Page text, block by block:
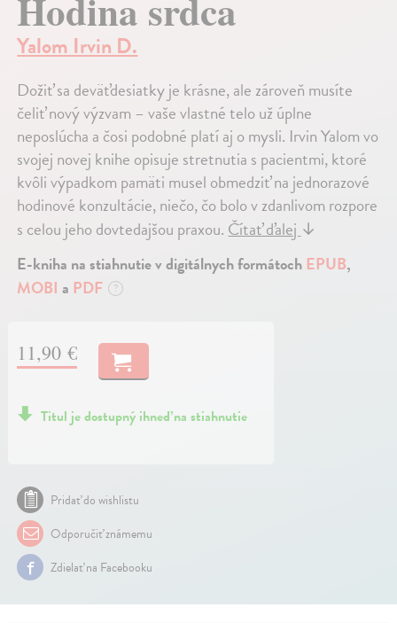
Yalom Irvin D.
Dožiť sa deväťdesiatky je krásne, ale zároveň musíte
čeliť nový výzvam – vaše vlastné telo už úplne
neposlúcha a čosi podobné platí aj o mysli. Irvin Yalom vo
svojej novej knihe opisuje stretnutia s pacientmi, ktoré
kvôli výpadkom pamäti musel obmedziť na jednorazové
hodinové konzultácie, niečo, čo bolo v zdanlivom rozpore
s celou jeho dovtedajšou praxou. Čítať ďalej ↓
E-kniha na stiahnutie v digitálnych formátochEPUB,
MOBI a PDF ?
11,90 €
Titul je dostupný ihneď na stiahnutie
Pridať do wishlistu
Odporučiť známemu
Zdielať na Facebooku